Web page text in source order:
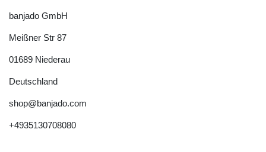
banjado GmbH
Meißner Str 87
01689 Niederau
Deutschland
shop@banjado.com
+4935130708080